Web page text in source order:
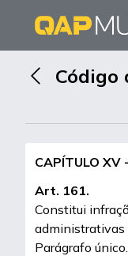
Código
CAPÍTULO
Art. 161.
Constitui
administrativas
Parágrafo